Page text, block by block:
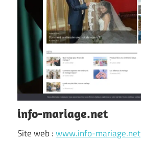
info-mariage.net
Site web :www.info-mariage.net